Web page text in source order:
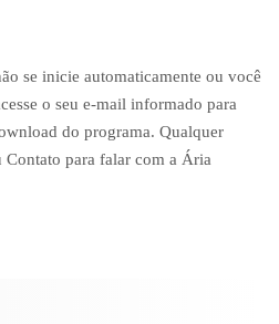
se inicie automaticamente ou você
o seu e-mail informado para
do programa. Qualquer
Contato para falar com a Ária